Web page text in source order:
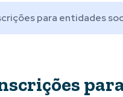
para entidades